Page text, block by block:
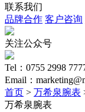
联系我们
品牌合作 客户咨询
关注公众号
Tel：0755 2998
Email：
首页 > 万希泉腕表
万希泉腕表